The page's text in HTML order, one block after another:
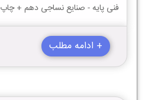
فنی پایه - صنایع نساجی دهم + چاپ 1404-1405
+ ادامه مطلب